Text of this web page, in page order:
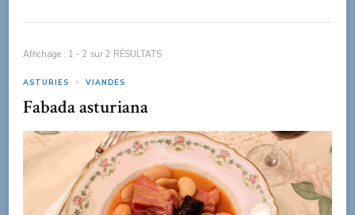
Affichage : 1 - 2 sur 2 RÉSULTATS
ASTURIES VIANDES
Fabada asturiana